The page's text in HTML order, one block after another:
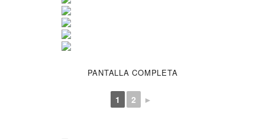
PANTALLA COMPLETA
1 2 ►